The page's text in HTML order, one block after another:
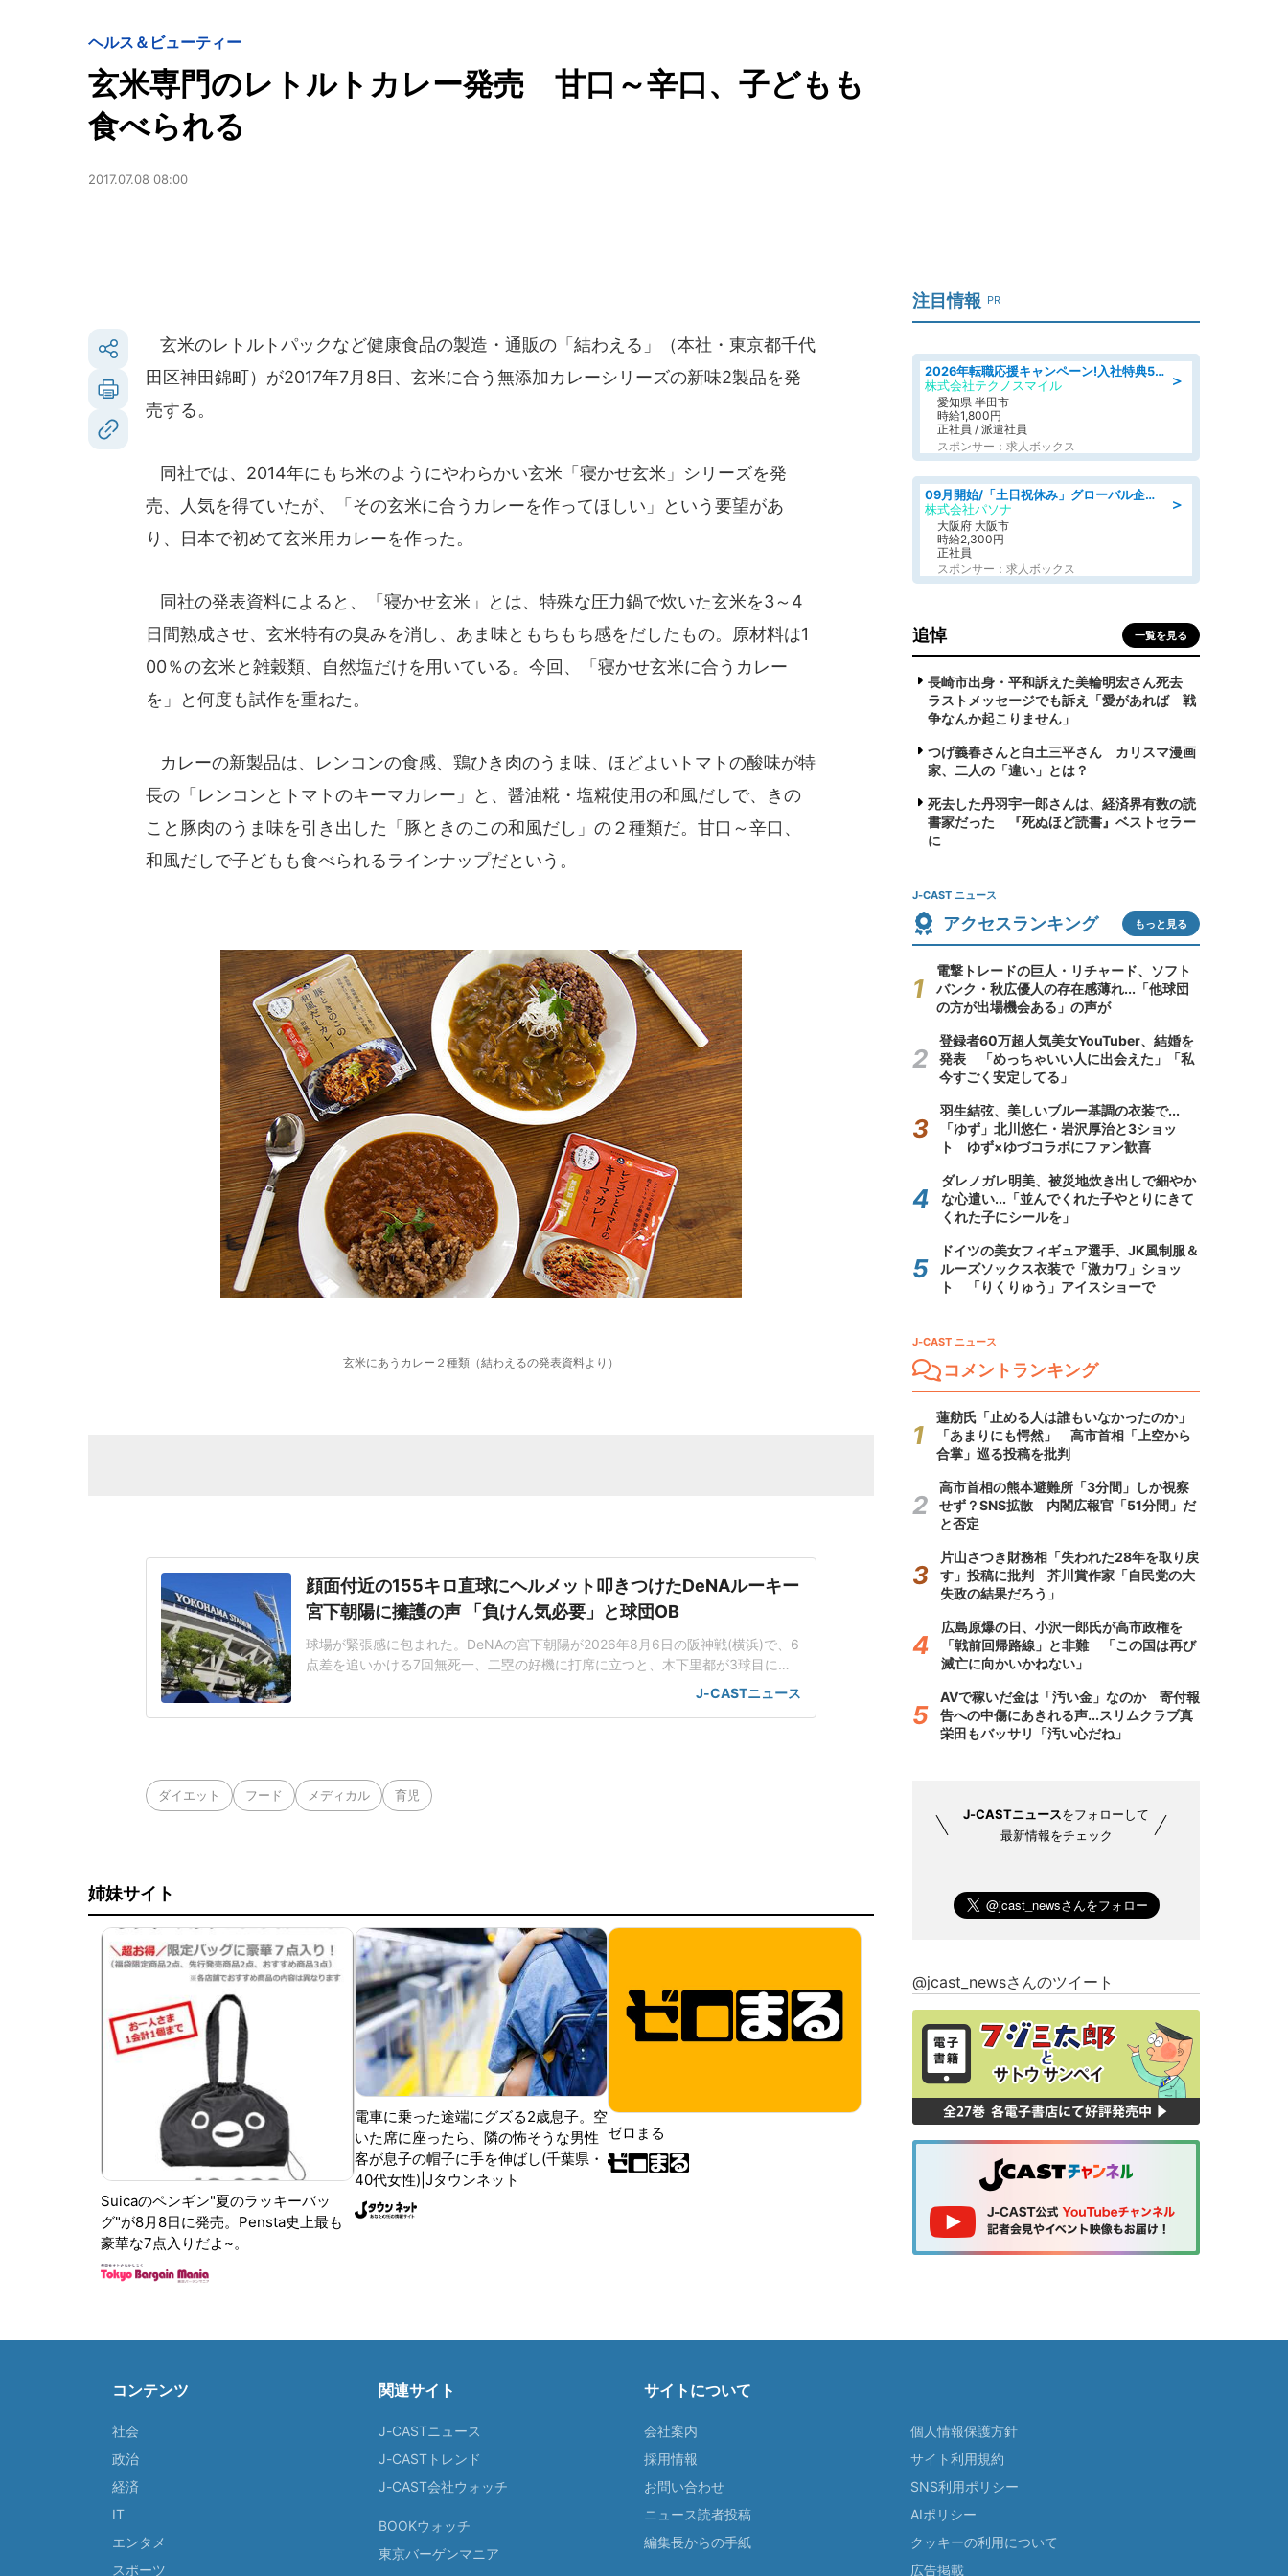
ヘルス＆ビューティー
玄米専門のレトルトカレー発売 甘口～辛口、子どもも
食べられる
2017.07.08 08:00
玄米のレトルトパックなど健康食品の製造・通販の「結わえる」（本社・東京都千代
田区神田錦町）が2017年7月8日、玄米に合う無添加カレーシリーズの新味2製品を発
売する。
同社では、2014年にもち米のようにやわらかい玄米「寝かせ玄米」シリーズを発
売、人気を得ていたが、「その玄米に合うカレーを作ってほしい」という要望があ
り、日本で初めて玄米用カレーを作った。
同社の発表資料によると、「寝かせ玄米」とは、特殊な圧力鍋で炊いた玄米を3～4
日間熟成させ、玄米特有の臭みを消し、あま味ともちもち感をだしたもの。原材料は1
00％の玄米と雑穀類、自然塩だけを用いている。今回、「寝かせ玄米に合うカレー
を」と何度も試作を重ねた。
カレーの新製品は、レンコンの食感、鶏ひき肉のうま味、ほどよいトマトの酸味が特
長の「レンコンとトマトのキーマカレー」と、醤油糀・塩糀使用の和風だしで、きの
こと豚肉のうま味を引き出した「豚ときのこの和風だし」の２種類だ。甘口～辛口、
和風だしで子どもも食べられるラインナップだという。
玄米にあうカレー２種類（結わえるの発表資料より）
顔面付近の155キロ直球にヘルメット叩きつけたDeNAルーキー
宮下朝陽に擁護の声 「負けん気必要」と球団OB
球場が緊張感に包まれた。DeNAの宮下朝陽が2026年8月6日の阪神戦(横浜)で、6
点差を追いかける7回無死一、二塁の好機に打席に立つと、木下里都が3球目に投
じた155キロ直球が顔面付近へ。もんどり打ってよけた宮下は怒りの表情を見せて
ヘルメットを叩きつけた。「熱くなってしまった部分があったのでしょう」前日5
J-CASTニュース
ダイエット フード メディカル 育児
姉妹サイト
Suicaのペンギン"夏のラッキーバッ
グ"が8月8日に発売。Pensta史上最も
豪華な7点入りだよ~。
電車に乗った途端にグズる2歳息子。空
いた席に座ったら、隣の怖そうな男性
客が息子の帽子に手を伸ばし(千葉県・
40代女性)|Jタウンネット
ゼロまる
注目情報 PR
＞
2026年転職応援キャンペーン!入社特典58万円/デンソーで働こう!自動車工場で小型部品の検査業務 denso aichi
株式会社テクノスマイル
愛知県 半田市
時給1,800円
正社員 / 派遣社員
スポンサー：求人ボックス
＞
09月開始/「土日祝休み」グローバル企業での産業保健のお仕事/保健師/高時給/残業なし/服装自由
株式会社パソナ
大阪府 大阪市
時給2,300円
正社員
スポンサー：求人ボックス
追悼 一覧を見る
長崎市出身・平和訴えた美輪明宏さん死去
ラストメッセージでも訴え「愛があれば 戦
争なんか起こりません」
つげ義春さんと白土三平さん カリスマ漫画
家、二人の「違い」とは？
死去した丹羽宇一郎さんは、経済界有数の読
書家だった 『死ぬほど読書』ベストセラー
に
J-CAST ニュース
アクセスランキング もっと見る
電撃トレードの巨人・リチャード、ソフト
バンク・秋広優人の存在感薄れ...「他球団
の方が出場機会ある」の声が
登録者60万超人気美女YouTuber、結婚を
発表 「めっちゃいい人に出会えた」「私
今すごく安定してる」
羽生結弦、美しいブルー基調の衣装で...
「ゆず」北川悠仁・岩沢厚治と3ショッ
ト ゆず×ゆづコラボにファン歓喜
ダレノガレ明美、被災地炊き出しで細やか
な心遣い...「並んでくれた子やとりにきて
くれた子にシールを」
ドイツの美女フィギュア選手、JK風制服＆
ルーズソックス衣装で「激カワ」ショッ
ト 「りくりゅう」アイスショーで
J-CAST ニュース
コメントランキング
蓮舫氏「止める人は誰もいなかったのか」
「あまりにも愕然」 高市首相「上空から
合掌」巡る投稿を批判
高市首相の熊本避難所「3分間」しか視察
せず？SNS拡散 内閣広報官「51分間」だ
と否定
片山さつき財務相「失われた28年を取り戻
す」投稿に批判 芥川賞作家「自民党の大
失政の結果だろう」
広島原爆の日、小沢一郎氏が高市政権を
「戦前回帰路線」と非難 「この国は再び
滅亡に向かいかねない」
AVで稼いだ金は「汚い金」なのか 寄付報
告への中傷にあきれる声...スリムクラブ真
栄田もバッサリ「汚い心だね」
J-CASTニュースをフォローして
最新情報をチェック
@jcast_newsさんのツイート
コンテンツ
社会
政治
経済
IT
エンタメ
スポーツ
関連サイト
J-CASTニュース
J-CASTトレンド
J-CAST会社ウォッチ
BOOKウォッチ
東京バーゲンマニア
サイトについて
会社案内
採用情報
お問い合わせ
ニュース読者投稿
編集長からの手紙
個人情報保護方針
サイト利用規約
SNS利用ポリシー
AIポリシー
クッキーの利用について
広告掲載